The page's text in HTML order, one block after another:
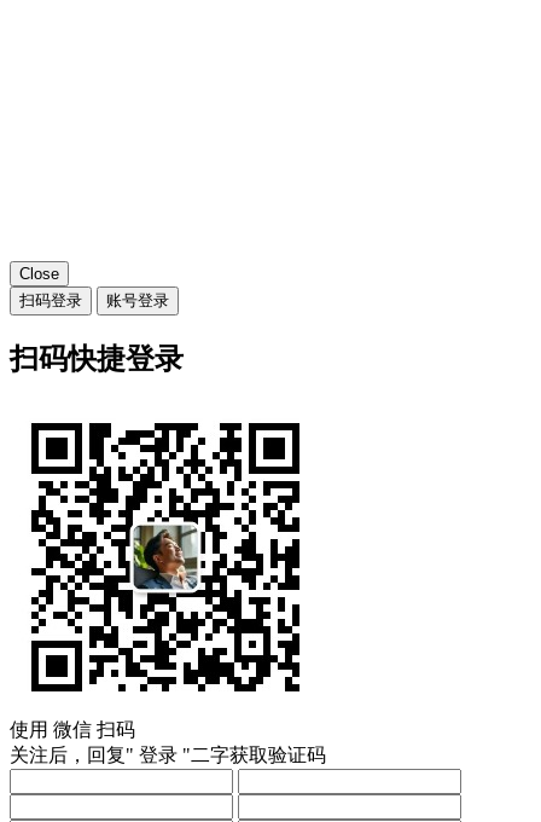
Close
扫码登录
账号登录
扫码快捷登录
使用 微信 扫码
关注后，回复" 登录 "二字获取验证码